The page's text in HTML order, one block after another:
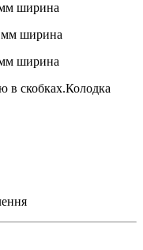
ширина
мм ширина
ширина
в скобках.Колодка